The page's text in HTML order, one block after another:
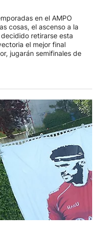
en el AMPO
cosas, el ascenso a la
retirarse esta
el mejor final
jugarán semifinales de